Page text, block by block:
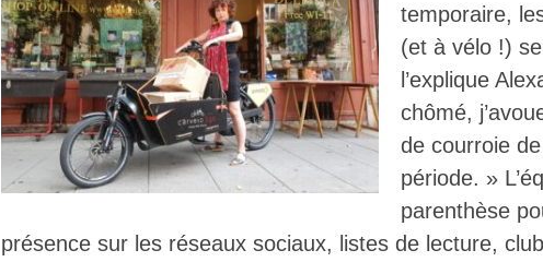
temporaire,
(et à vélo !)
l’explique
chômé,
de courroie
période. »
parenthèse
présence sur les réseaux sociaux, listes de lecture,